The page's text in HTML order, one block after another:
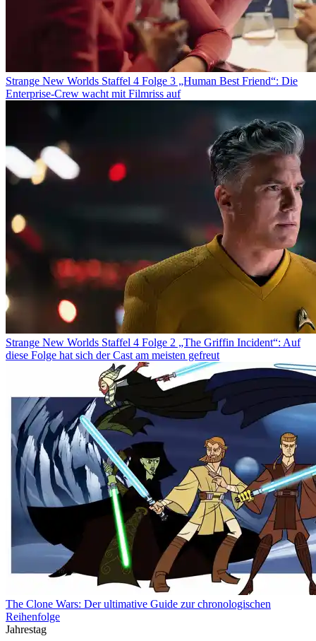
Strange New Worlds Staffel 4 Folge 3 „Human Best Friend“: Die
Enterprise-Crew wacht mit Filmriss auf
Strange New Worlds Staffel 4 Folge 2 „The Griffin Incident“: Auf
diese Folge hat sich der Cast am meisten gefreut
The Clone Wars: Der ultimative Guide zur chronologischen
Reihenfolge
Jahrestag